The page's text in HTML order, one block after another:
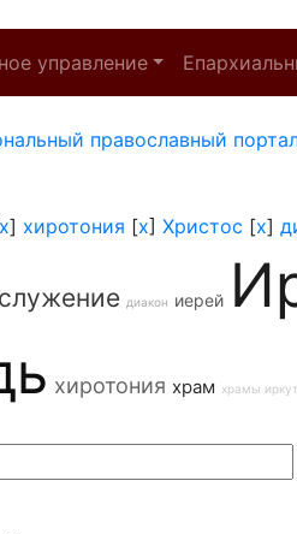
управление
православный
x] хиротония [x] Христос [x]
диакон иерей
хиротония храм храмы